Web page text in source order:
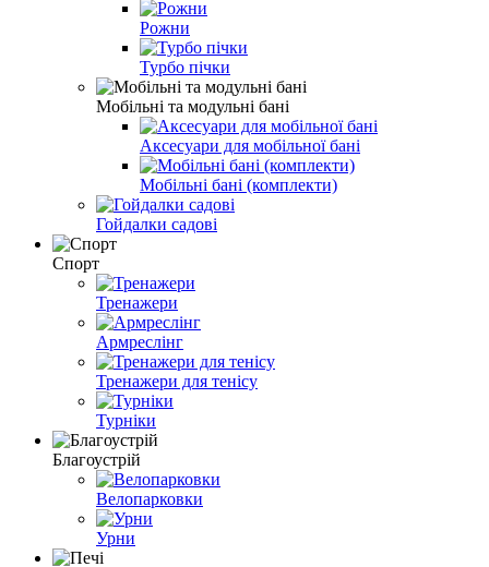
Рожни
Турбо пічки
Мобільні та модульні бані
Аксесуари для мобільної бані
Мобільні бані (комплекти)
Гойдалки садові
Спорт
Тренажери
Армреслінг
Тренажери для тенісу
Турніки
Благоустрій
Велопарковки
Урни